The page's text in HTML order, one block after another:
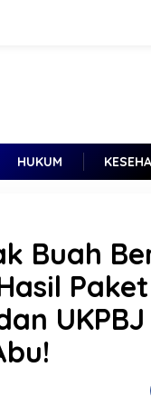
HUKUM
Buah
Rekam